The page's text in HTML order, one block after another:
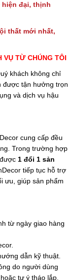
hiện đại, thịnh
thất mới nhất,
VỤ TỪ CHÚNG TÔI
khách không chỉ
được tận hưởng trọn
và dịch vụ hậu
cung cấp đều
Trong trường hợp
1 đổi 1 sản
tiếp tục hỗ trợ
ưu, giúp sản phẩm
từ ngày giao hàng
dẫn kỹ thuật.
do người dùng
tự ý tháo lắp.